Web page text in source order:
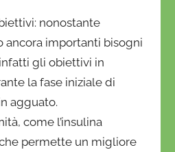
nonostante
ancora importanti bisogni
gli obiettivi in
la fase iniziale di
agguato.
come l’insulina
permette un migliore